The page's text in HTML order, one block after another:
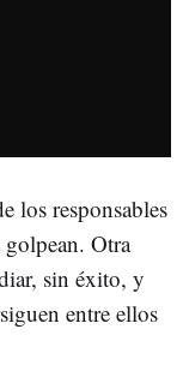
los responsables
Otra
sin éxito, y
entre ellos